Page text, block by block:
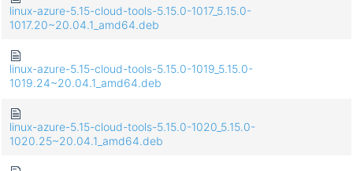
linux-azure-5.15-cloud-tools-5.15.0-1017_5.15.0-
1017.20~20.04.1_amd64.deb
linux-azure-5.15-cloud-tools-5.15.0-1019_5.15.0-
1019.24~20.04.1_amd64.deb
linux-azure-5.15-cloud-tools-5.15.0-1020_5.15.0-
1020.25~20.04.1_amd64.deb